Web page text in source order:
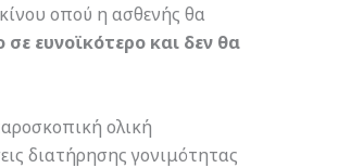
οπού η ασθενής θα
ευνοϊκότερο και δεν θα
ολική
διατήρησης γονιμότητας